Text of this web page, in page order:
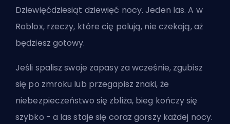
Dziewięćdziesiąt dziewięć nocy. Jeden las. A w
Roblox, rzeczy, które cię polują, nie czekają, aż
będziesz gotowy.
Jeśli spalisz swoje zapasy za wcześnie, zgubisz
się po zmroku lub przegapisz znaki, że
niebezpieczeństwo się zbliża, bieg kończy się
szybko - a las staje się coraz gorszy każdej nocy.